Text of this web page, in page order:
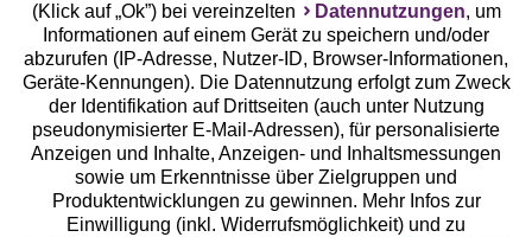
Geprüfte Sicherheit
Unsere Apps
(Klick auf „Ok”) bei vereinzelten
Datennutzungen, um
Informationen auf einem Gerät zu speichern und/oder
abzurufen (IP-Adresse, Nutzer-ID, Browser-Informationen,
Geräte-Kennungen). Die Datennutzung erfolgt zum Zweck
der Identifikation auf Drittseiten (auch unter Nutzung
pseudonymisierter E-Mail-Adressen), für personalisierte
Anzeigen und Inhalte, Anzeigen- und Inhaltsmessungen
sowie um Erkenntnisse über Zielgruppen und
Produktentwicklungen zu gewinnen. Mehr Infos zur
Einwilligung (inkl. Widerrufsmöglichkeit) und zu